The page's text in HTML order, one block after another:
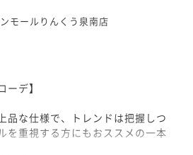
モールりんくう泉南店
ーデ】
品な仕様で、トレンドは把握しつ
を重視する方にもおススメの一本